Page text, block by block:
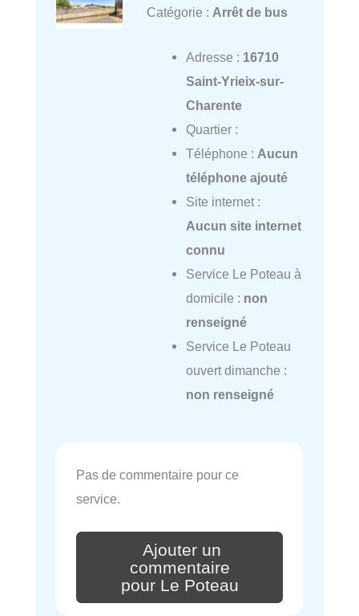
Catégorie : Arrêt de bus
Adresse : 16710
Saint-Yrieix-sur-
Charente
Quartier :
Téléphone : Aucun
téléphone ajouté
Site internet :
Aucun site internet
connu
Service Le Poteau à
domicile : non
renseigné
Service Le Poteau
ouvert dimanche :
non renseigné
Pas de commentaire pour ce
service.
Ajouter un
commentaire
pour Le Poteau